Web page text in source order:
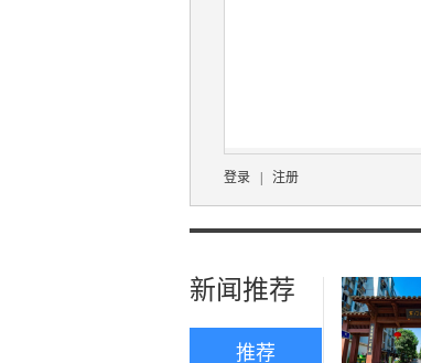
登录 注册
新闻推荐
推荐